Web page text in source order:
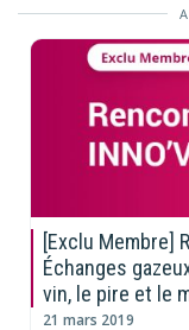
[Exclu Membre]
Échanges
vin, le pire et le
21 mars 2019